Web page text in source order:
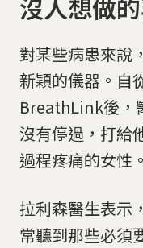
沒人想做
對某些病患來說
新穎的儀器。自
BreathLink後，
沒有停過，打給
過程疼痛的女性。
拉利森醫生表示
常聽到那些必須